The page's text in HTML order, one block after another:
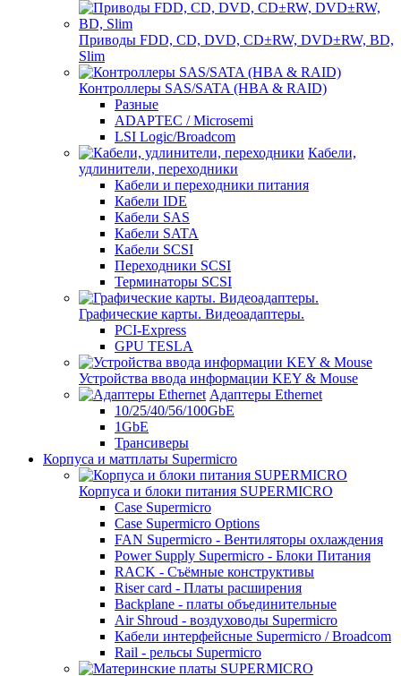
Приводы FDD, CD, DVD, CD±RW, DVD±RW, BD,
Slim
Контроллеры SAS/SATA (HBA & RAID)
Разные
ADAPTEC / Microsemi
LSI Logic/Broadcom
Кабели,
удлинители, переходники
Кабели и переходники питания
Кабели IDE
Кабели SAS
Кабели SATA
Кабели SCSI
Переходники SCSI
Терминаторы SCSI
Графические карты. Видеоадаптеры.
PCI-Express
GPU TESLA
Устройства ввода информации KEY & Mouse
Адаптеры Ethernet
10/25/40/56/100GbE
1GbE
Трансиверы
Корпуса и матплаты Supermicro
Корпуса и блоки питания SUPERMICRO
Case Supermicro
Case Supermicro Options
FAN Supermicro - Вентиляторы охлаждения
Power Supply Supermicro - Блоки Питания
RACK - Съёмные конструктивы
Riser card - Платы расширения
Backplane - платы объединительные
Air Shroud - воздуховоды Supermicro
Кабели интерфейсные Supermicro / Broadcom
Rail - рельсы Supermicro